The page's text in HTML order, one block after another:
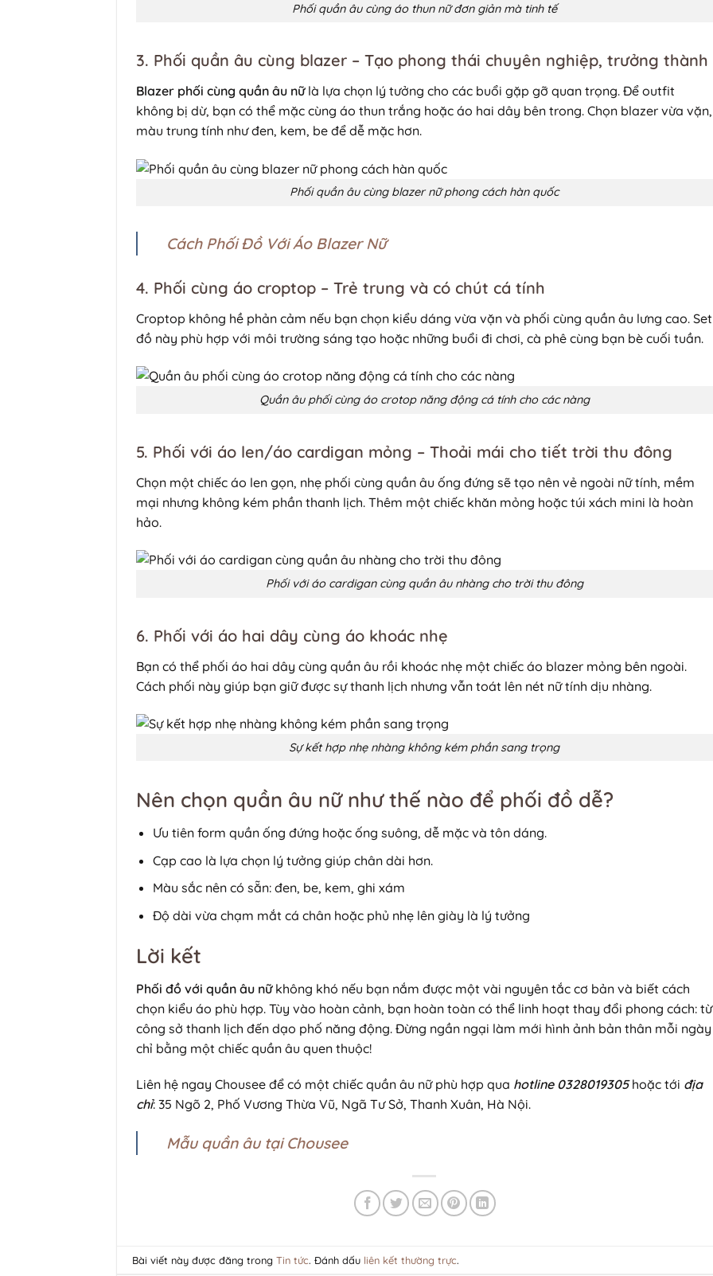
Phối quần âu cùng áo thun nữ đơn giản mà tinh tế
3. Phối quần âu cùng blazer – Tạo phong thái chuyên nghiệp, trưởng thành
Blazer phối cùng quần âu nữlà lựa chọn lý tưởng cho các buổi gặp gỡ quan trọng. Để outfit
không bị dừ, bạn có thể mặc cùng áo thun trắng hoặc áo hai dây bên trong. Chọn blazer vừa vặn,
màu trung tính như đen, kem, be để dễ mặc hơn.
Phối quần âu cùng blazer nữ phong cách hàn quốc
Cách Phối Đồ Với Áo Blazer Nữ
4. Phối cùng áo croptop – Trẻ trung và có chút cá tính
Croptop không hề phản cảm nếu bạn chọn kiểu dáng vừa vặn và phối cùng quần âu lưng cao. Set
đồ này phù hợp với môi trường sáng tạo hoặc những buổi đi chơi, cà phê cùng bạn bè cuối tuần.
Quần âu phối cùng áo crotop năng động cá tính cho các nàng
5. Phối với áo len/áo cardigan mỏng – Thoải mái cho tiết trời thu đông
Chọn một chiếc áo len gọn, nhẹ phối cùng quần âu ống đứng sẽ tạo nên vẻ ngoài nữ tính, mềm
mại nhưng không kém phần thanh lịch. Thêm một chiếc khăn mỏng hoặc túi xách mini là hoàn
hảo.
Phối với áo cardigan cùng quần âu nhàng cho trời thu đông
6. Phối với áo hai dây cùng áo khoác nhẹ
Bạn có thể phối áo hai dây cùng quần âu rồi khoác nhẹ một chiếc áo blazer mỏng bên ngoài.
Cách phối này giúp bạn giữ được sự thanh lịch nhưng vẫn toát lên nét nữ tính dịu nhàng.
Sự kết hợp nhẹ nhàng không kém phần sang trọng
Nên chọn quần âu nữ như thế nào để phối đồ dễ?
Ưu tiên form quần ống đứng hoặc ống suông, dễ mặc và tôn dáng.
Cạp cao là lựa chọn lý tưởng giúp chân dài hơn.
Màu sắc nên có sẵn: đen, be, kem, ghi xám
Độ dài vừa chạm mắt cá chân hoặc phủ nhẹ lên giày là lý tưởng
Lời kết
Phối đồ với quần âu nữkhông khó nếu bạn nắm được một vài nguyên tắc cơ bản và biết cách
chọn kiểu áo phù hợp. Tùy vào hoàn cảnh, bạn hoàn toàn có thể linh hoạt thay đổi phong cách: từ
công sở thanh lịch đến dạo phố năng động. Đừng ngần ngại làm mới hình ảnh bản thân mỗi ngày
chỉ bằng một chiếc quần âu quen thuộc!
Liên hệ ngay Chousee để có một chiếc quần âu nữ phù hợp qua hotline 0328019305 hoặc tới địa
chỉ: 35 Ngõ 2, Phố Vương Thừa Vũ, Ngã Tư Sở, Thanh Xuân, Hà Nội.
Mẫu quần âu tại Chousee
Bài viết này được đăng trongTin tức. Đánh dấu liên kết thường trực.